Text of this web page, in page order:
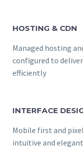
HOSTING & CDN
Managed hosting
configured to
efficiently
INTERFACE
Mobile first and
intuitive and